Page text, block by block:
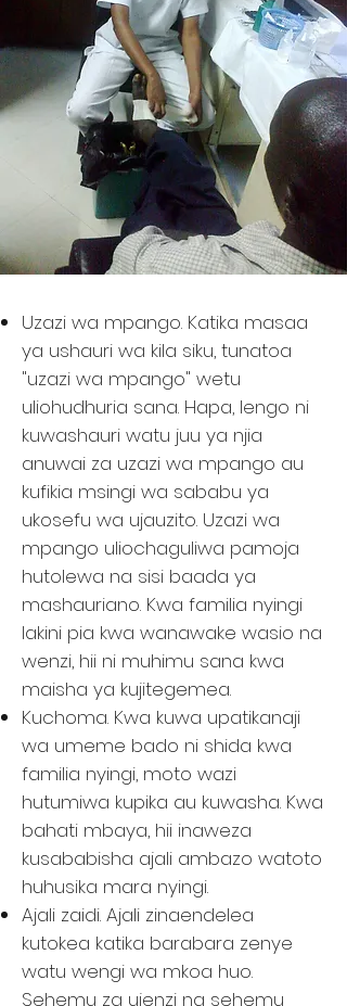
Uzazi wa mpango. Katika masaa
ya ushauri wa kila siku, tunatoa
"uzazi wa mpango" wetu
uliohudhuria sana. Hapa, lengo ni
kuwashauri watu juu ya njia
anuwai za uzazi wa mpango au
kufikia msingi wa sababu ya
ukosefu wa ujauzito. Uzazi wa
mpango uliochaguliwa pamoja
hutolewa na sisi baada ya
mashauriano. Kwa familia nyingi
lakini pia kwa wanawake wasio na
wenzi, hii ni muhimu sana kwa
maisha ya kujitegemea.
Kuchoma. Kwa kuwa upatikanaji
wa umeme bado ni shida kwa
familia nyingi, moto wazi
hutumiwa kupika au kuwasha. Kwa
bahati mbaya, hii inaweza
kusababisha ajali ambazo watoto
huhusika mara nyingi.
Ajali zaidi. Ajali zinaendelea
kutokea katika barabara zenye
watu wengi wa mkoa huo.
Sehemu za ujenzi na sehemu